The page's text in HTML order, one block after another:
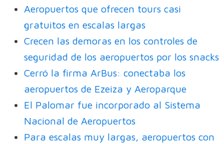
Aeropuertos que ofrecen tours casi
gratuitos en escalas largas
Crecen las demoras en los controles de
seguridad de los aeropuertos por los snacks
Cerró la firma ArBus: conectaba los
aeropuertos de Ezeiza y Aeroparque
El Palomar fue incorporado al Sistema
Nacional de Aeropuertos
Para escalas muy largas, aeropuertos con